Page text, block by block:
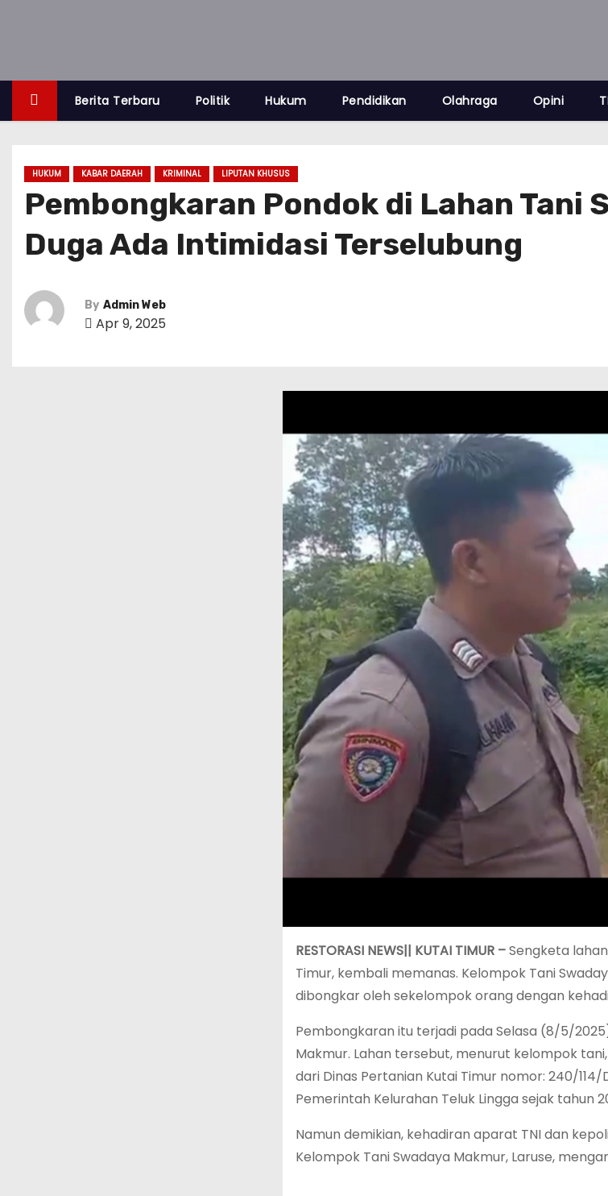
p
o
Berita Terbaru Politik Hukum Pendidikan Olahraga Opini
HUKUM KABAR DAERAH KRIMINAL LIPUTAN KHUSUS
Pembongkaran Pondok di Lahan Tani
Duga Ada Intimidasi Terselubung
By Admin Web
Apr 9, 2025
RESTORASI NEWS|| KUTAI TIMUR –Sengketa
Timur, kembali memanas. Kelompok Tani
dibongkar oleh sekelompok orang dengan
Pembongkaran itu terjadi pada Selasa (8/5/
Makmur. Lahan tersebut, menurut kelompok
dari Dinas Pertanian Kutai Timur nomor: 240/
Pemerintah Kelurahan Teluk Lingga sejak tahun
Namun demikian, kehadiran aparat TNI dan
Kelompok Tani Swadaya Makmur, Laruse,